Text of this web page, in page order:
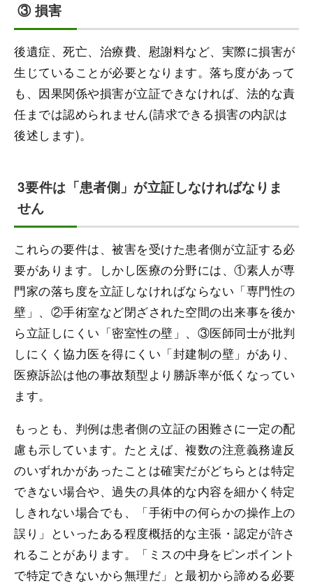
③ 損害
後遺症、死亡、治療費、慰謝料など、実際に損害が
生じていることが必要となります。落ち度があって
も、因果関係や損害が立証できなければ、法的な責
任までは認められません(請求できる損害の内訳は
後述します)。
3要件は「患者側」が立証しなければなりま
せん
これらの要件は、被害を受けた患者側が立証する必
要があります。しかし医療の分野には、①素人が専
門家の落ち度を立証しなければならない「専門性の
壁」、②手術室など閉ざされた空間の出来事を後か
ら立証しにくい「密室性の壁」、③医師同士が批判
しにくく協力医を得にくい「封建制の壁」があり、
医療訴訟は他の事故類型より勝訴率が低くなってい
ます。
もっとも、判例は患者側の立証の困難さに一定の配
慮も示しています。たとえば、複数の注意義務違反
のいずれかがあったことは確実だがどちらとは特定
できない場合や、過失の具体的な内容を細かく特定
しきれない場合でも、「手術中の何らかの操作上の
誤り」といったある程度概括的な主張・認定が許さ
れることがあります。「ミスの中身をピンポイント
で特定できないから無理だ」と最初から諦める必要